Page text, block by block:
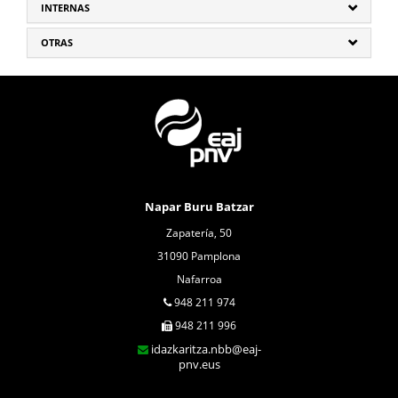
INTERNAS
OTRAS
Napar Buru Batzar
Zapatería, 50
31090 Pamplona
Nafarroa
948 211 974
948 211 996
idazkaritza.nbb@eaj-
pnv.eus